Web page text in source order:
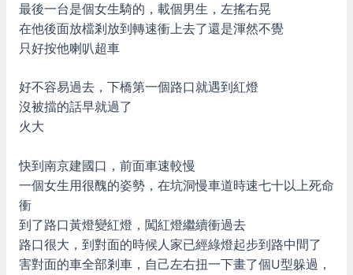
最後一台是個女生騎的，載個男生，左搖右晃
在他後面放檔剎放到轉速衝上去了還是渾然不覺
只好按他喇叭超車
好不容易過去，下橋第一個路口就遇到紅燈
沒被擋的話早就過了
火大
快到南京建國口，前面車速較慢
一個女生用很醜的姿勢，在坑洞慢車道時速七十以上死命
衝
到了路口黃燈變紅燈，闖紅燈繼續衝過去
路口很大，到對面的時候人家已經綠燈起步到路中間了
害對面的車全部剎車，自己左右扭一下畫了個U型躲過，